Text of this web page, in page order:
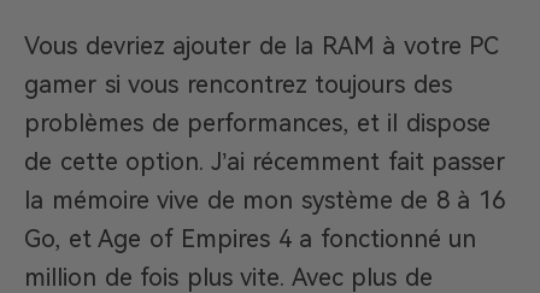
Vous devriez ajouter de la RAM à votre PC
gamer si vous rencontrez toujours des
problèmes de performances, et il dispose
de cette option. J’ai récemment fait passer
la mémoire vive de mon système de 8 à 16
Go, et Age of Empires 4 a fonctionné un
million de fois plus vite. Avec plus de